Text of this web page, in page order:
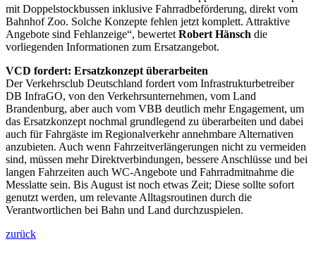
mit Doppelstockbussen inklusive Fahrradbeförderung, direkt vom
Bahnhof Zoo. Solche Konzepte fehlen jetzt komplett. Attraktive
Angebote sind Fehlanzeige“, bewertet Robert Hänsch die
vorliegenden Informationen zum Ersatzangebot.
VCD fordert: Ersatzkonzept überarbeiten
Der Verkehrsclub Deutschland fordert vom Infrastrukturbetreiber
DB InfraGO, von den Verkehrsunternehmen, vom Land
Brandenburg, aber auch vom VBB deutlich mehr Engagement, um
das Ersatzkonzept nochmal grundlegend zu überarbeiten und dabei
auch für Fahrgäste im Regionalverkehr annehmbare Alternativen
anzubieten. Auch wenn Fahrzeitverlängerungen nicht zu vermeiden
sind, müssen mehr Direktverbindungen, bessere Anschlüsse und bei
langen Fahrzeiten auch WC-Angebote und Fahrradmitnahme die
Messlatte sein. Bis August ist noch etwas Zeit; Diese sollte sofort
genutzt werden, um relevante Alltagsroutinen durch die
Verantwortlichen bei Bahn und Land durchzuspielen.
zurück